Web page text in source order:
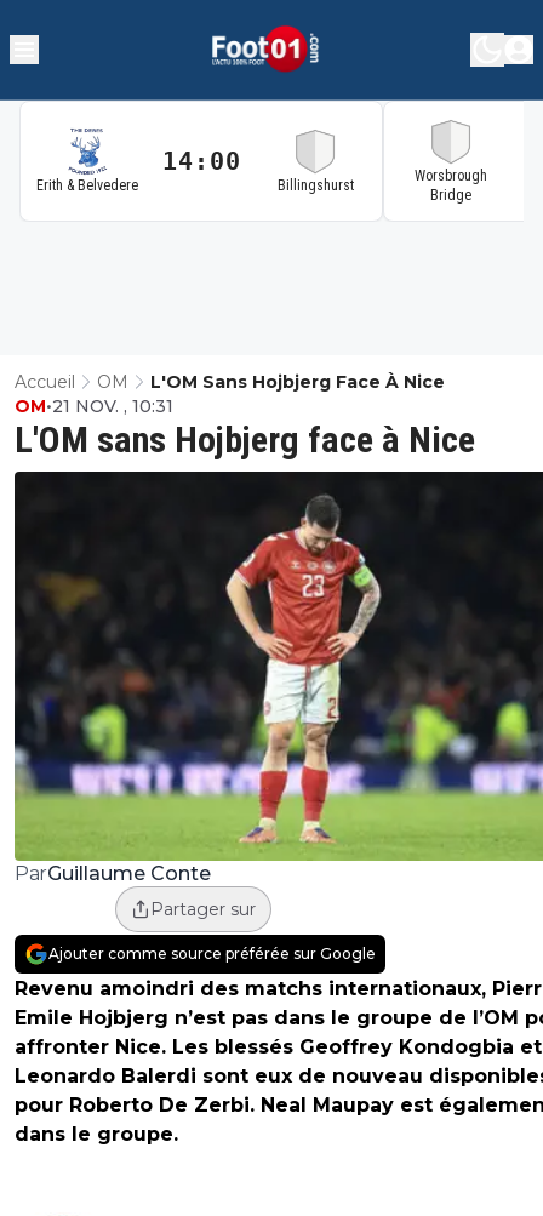
Erith & Belvedere
14:00
Billingshurst
Worsbrough
Bridge
Accueil OM L'OM Sans Hojbjerg Face À Nice
L'OM sans Hojbjerg face à Nice
OM•21 NOV. , 10:31
ParGuillaume Conte
Partager sur
Ajouter comme source préférée sur Google
Revenu amoindri des matchs internationaux,
Emile Hojbjerg n’est pas dans le groupe de l’OM
affronter Nice. Les blessés Geoffrey Kondogbia et
Leonardo Balerdi sont eux de nouveau
pour Roberto De Zerbi. Neal Maupay est
dans le groupe.